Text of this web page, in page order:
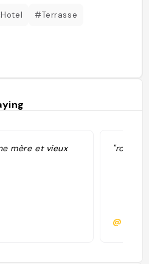
#Terrasse
mère et vieux
"roof
@